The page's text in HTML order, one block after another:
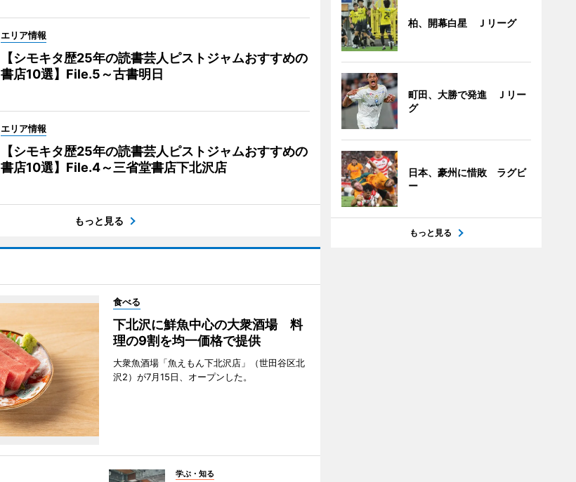
エリア情報
【シモキタ歴25年の読書芸人ピストジャムおすすめの
書店10選】File.5～古書明日
エリア情報
【シモキタ歴25年の読書芸人ピストジャムおすすめの
書店10選】File.4～三省堂書店下北沢店
もっと見る
食べる
下北沢に鮮魚中心の大衆酒場 料
理の9割を均一価格で提供
大衆魚酒場「魚えもん下北沢店」（世田谷区北
沢2）が7月15日、オープンした。
学ぶ・知る
柏、開幕白星 Ｊリーグ
町田、大勝で発進 Ｊリー
グ
日本、豪州に惜敗 ラグビ
ー
もっと見る